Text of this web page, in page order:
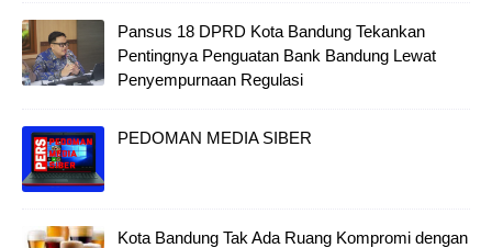
Pansus 18 DPRD Kota Bandung Tekankan
Pentingnya Penguatan Bank Bandung Lewat
Penyempurnaan Regulasi
PEDOMAN MEDIA SIBER
Kota Bandung Tak Ada Ruang Kompromi dengan